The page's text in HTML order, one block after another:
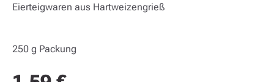
Eierteigwaren aus Hartweizengrieß
250 g Packung
Regulärer Preis: